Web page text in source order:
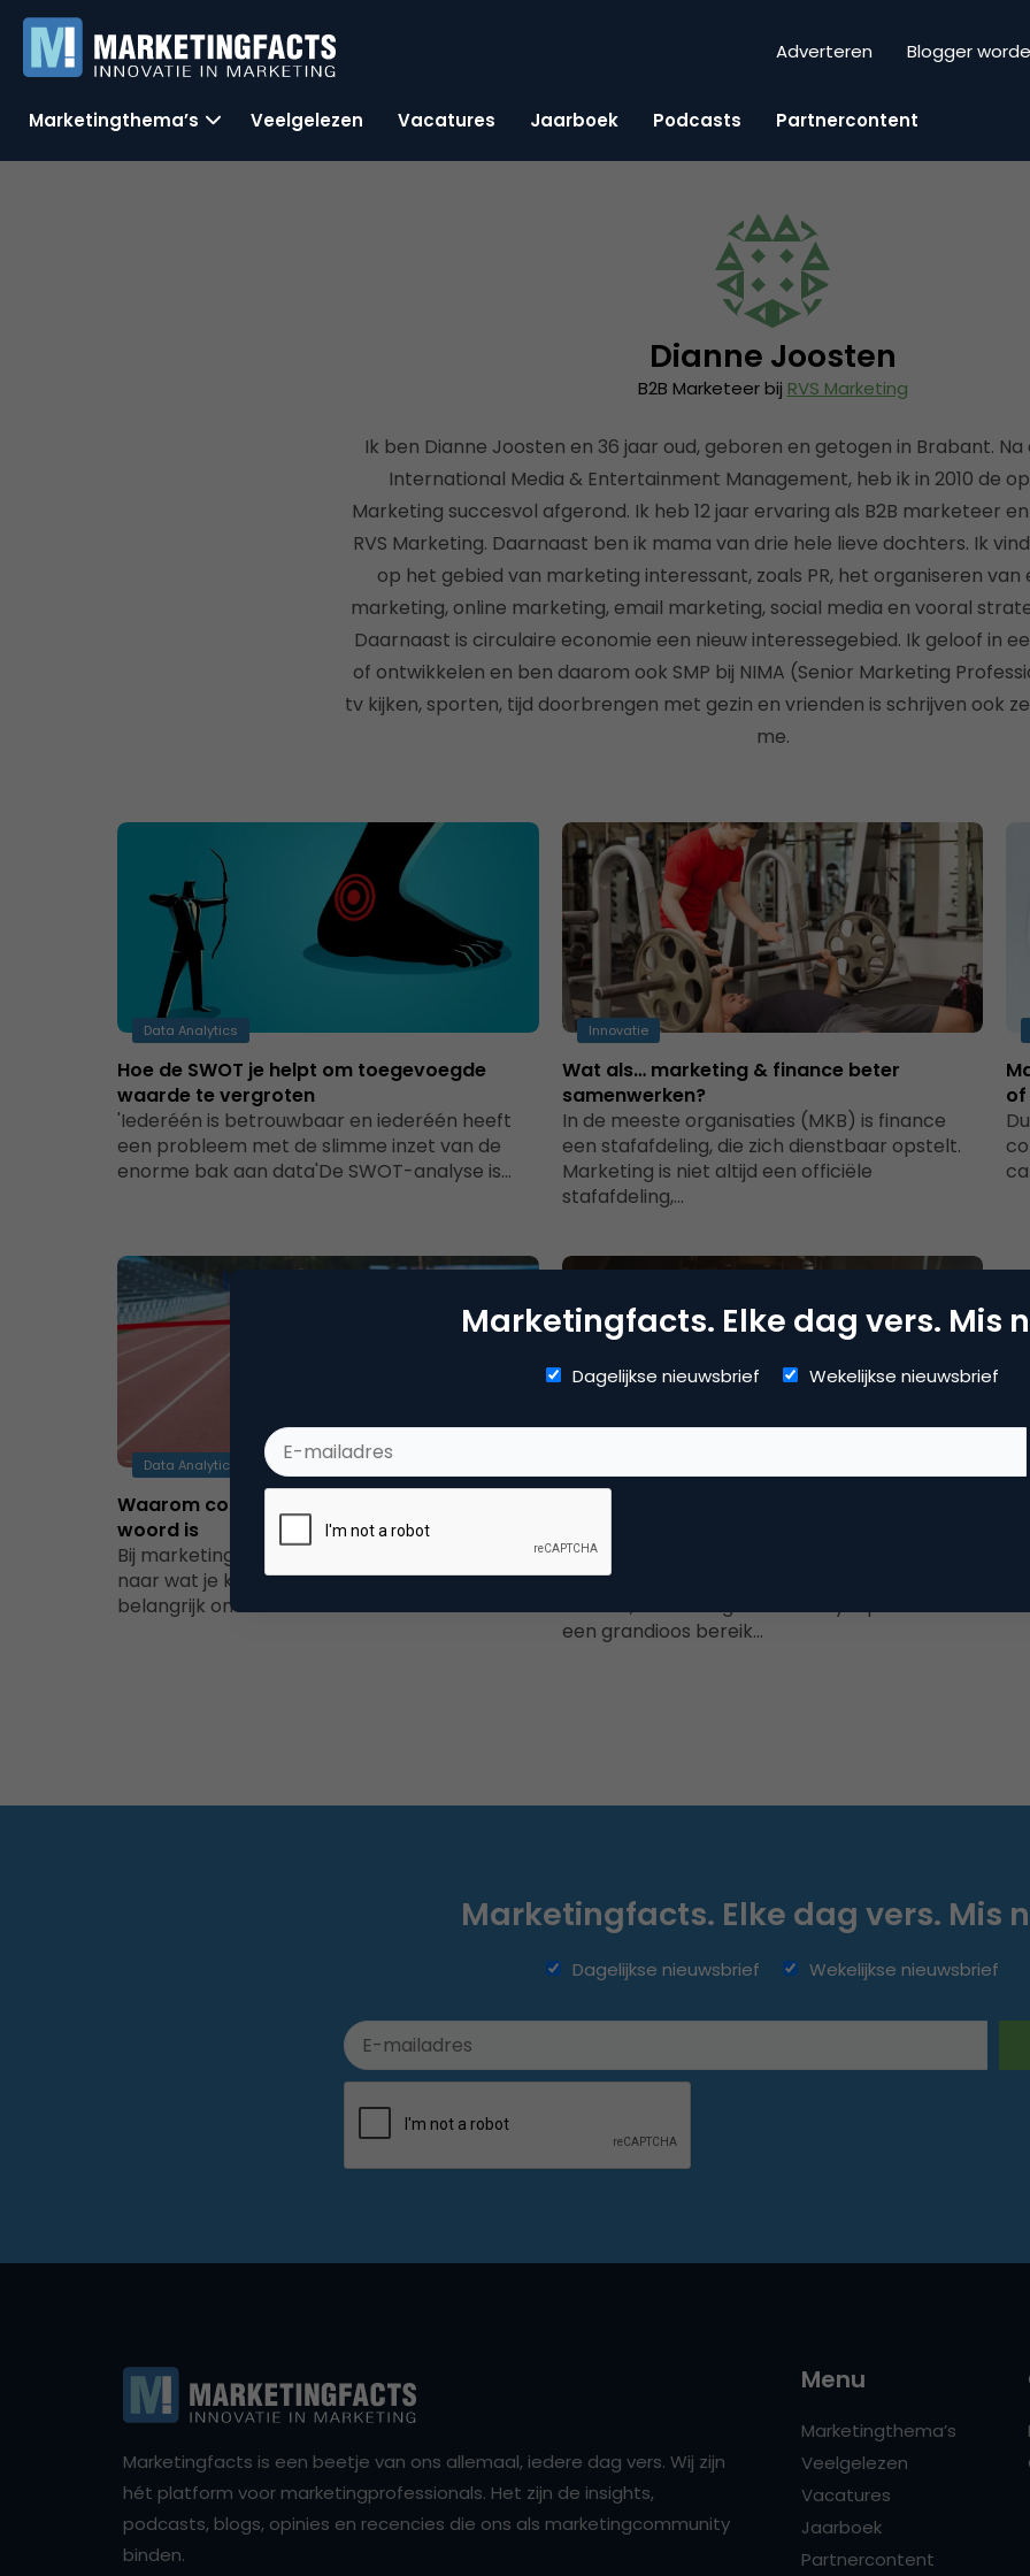
Adverteren Blogger
Marketingthema’s Veelgelezen Vacatures Jaarboek Podcasts Partnercontent
Dianne Joosten
B2B Marketeer bij RVS Marketing
Ik ben Dianne Joosten en 36 jaar oud, geboren en getogen in Brabant. Na
International Media & Entertainment Management, heb ik in 2010 de
Marketing succesvol afgerond. Ik heb 12 jaar ervaring als B2B marketeer en
RVS Marketing. Daarnaast ben ik mama van drie hele lieve dochters. Ik
op het gebied van marketing interessant, zoals PR, het organiseren
marketing, online marketing, email marketing, social media en vooral
Daarnaast is circulaire economie een nieuw interessegebied. Ik geloof in
of ontwikkelen en ben daarom ook SMP bij NIMA (Senior Marketing
tv kijken, sporten, tijd doorbrengen met gezin en vrienden is schrijven ook
me.
Data Analytics
Hoe de SWOT je helpt om toegevoegde
waarde te vergroten
'Iederéén is betrouwbaar en iederéén heeft
een probleem met de slimme inzet van de
enorme bak aan data'De SWOT-analyse is…
Innovatie
Wat als… marketing & finance beter
samenwerken?
In de meeste organisaties (MKB) is finance
een stafafdeling, die zich dienstbaar opstelt.
Marketing is niet altijd een officiële
stafafdeling,…
of
Data Analytics
Waarom concurrentie-analyse geen vies
woord is
Bij marketing kijk je naar je eigen kwaliteiten en
naar wat je klanten willen, maar het is ook
belangrijk om te weten…
George Clooney voor Nespresso, Sylvester
Stalone voor Remia, Sarah Jessica Parker voor
Blokker, een Instagram-Beauty Squad met
een grandioos bereik…
Marketingfacts. Elke dag vers. Mis
Dagelijkse nieuwsbrief Wekelijkse nieuwsbrief
Marketingfacts. Elke dag vers. Mis
Dagelijkse nieuwsbrief Wekelijkse nieuwsbrief
Marketingfacts is een beetje van ons allemaal, iedere dag vers. Wij zijn
hét platform voor marketingprofessionals. Het zijn de insights,
podcasts, blogs, opinies en recencies die ons als marketingcommunity
binden.
Menu
Marketingthema’s
Veelgelezen
Vacatures
Jaarboek
Partnercontent